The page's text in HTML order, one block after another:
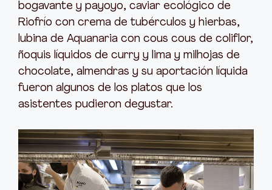
bogavante y payoyo, caviar ecológico de
Riofrío con crema de tubérculos y hierbas,
lubina de Aquanaria con cous cous de coliflor,
ñoquis líquidos de curry y lima y milhojas de
chocolate, almendras y su aportación líquida
fueron algunos de los platos que los
asistentes pudieron degustar.